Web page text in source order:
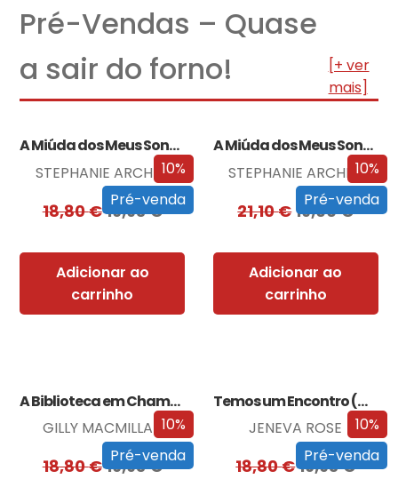
Pré-Vendas – Quase
a sair do forno!
[+ ver
mais]
10%
Pré-venda
A Miúda dos Meus Sonhos
STEPHANIE ARCHER
18,80€16,93€
Adicionar ao
carrinho
10%
Pré-venda
A Miúda dos Meus Sonhos – Edição…
STEPHANIE ARCHER
21,10€19,00€
Adicionar ao
carrinho
10%
Pré-venda
A Biblioteca em Chamas
GILLY MACMILLAN
18,80€16,93€
10%
Pré-venda
Temos um Encontro (Outra Vez)
JENEVA ROSE
18,80€16,93€